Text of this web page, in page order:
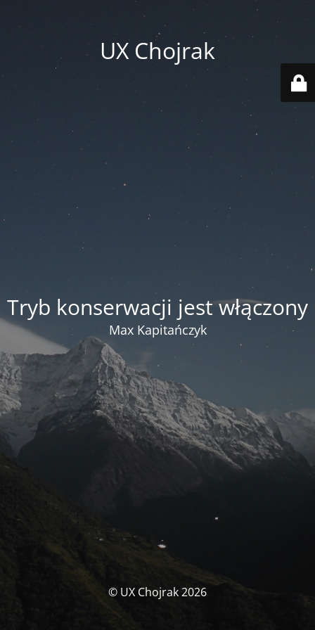
UX Chojrak
Tryb konserwacji jest włączony
Max Kapitańczyk
© UX Chojrak 2026